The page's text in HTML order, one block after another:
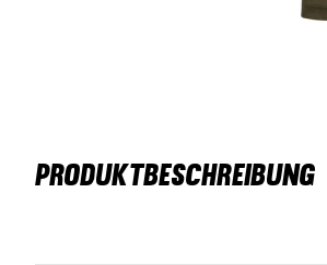
PRODUKTBESCHREIBUNG